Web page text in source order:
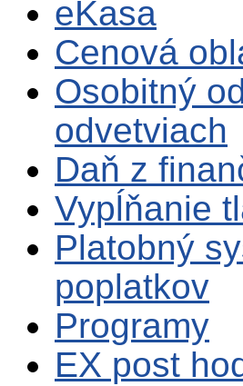
eKasa
Cenová
Osobitný
odvetviach
Daň z
Vypĺňanie
Platobný
poplatkov
Programy
EX post